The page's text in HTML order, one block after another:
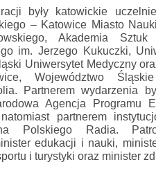
były katowickie
– Katowice Miasto
Akademia Sztuk
im. Jerzego Kukuczki,
Uniwersytet Medyczny
Województwo
Partnerem wydarzenia
Agencja Programu
partnerem
Polskiego Radia.
edukacji i nauki,
i turystyki oraz minister